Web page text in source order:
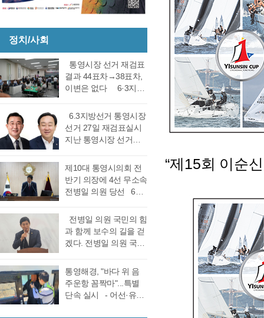
정치/사회
통영시장 선거 재검표
결과 44표차→38표차,
이변은 없다 6·3지방
검표 결과 강석주 시장
이 38표차로 6표가 변
동되었으나 천영기 당
는 창원시 성산구에 있
는 도선관위 청사 6층
대회의실에서 실시한
차에서 38표차로 더불
어민주당 강석주 시장
이 국민의힘 천영기 전
보는 기존과 동일, 천영
기 후보는 기존보다 6표
증가했다. 이로써 두 후
6.3지방선거 통영시장
선거 27일 재검표실시
지난 통영시장 선거에
서 0.06%(44표) 차이로
당락이 갈렸던 6.3지방
선거 통영시장선거 결
과에 대한 천영기 후보
드려져 경남선관위가
재검표를 결정했다. 경
남 선거관리위원회가
난 6·3 지방선거에서 44
표 차이로 당락이 갈린
통영시장 선거에 대한
제10대 통영시의회 전
반기 의장에 4선 무소속
전병일 의원 당선 6일
거를 위한 제244회 임
시회를에서 4선 전병일
의원이 전반기 의장에
결을 펼친 무소속 전병
일 의원이 각각 등록해
정견 발표 이후 곧바로
전병일 의원 국민의 힘
과 함께 보수의 길을 걷
겠다. 전병일 의원 국민
통영시 가선거구 전병
일 의원이 1일 오전 통
영시청 브리핑 룸에서
기자회견을 열고 통영
통영해경, "바다 위 음
주운항 꼼짝마"...특별
단속 실시 - 어선·유도
“제 15회 이순